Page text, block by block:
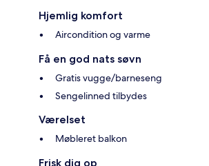
Hjemlig komfort
Aircondition og varme
Få en god nats søvn
Gratis vugge/barneseng
Sengelinned tilbydes
Værelset
Møbleret balkon
Frisk dig op